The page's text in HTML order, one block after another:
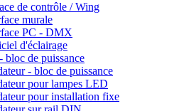
de contrôle / Wing
murale
PC - DMX
d'éclairage
bloc de puissance
- bloc de puissance
pour lampes LED
pour installation fixe